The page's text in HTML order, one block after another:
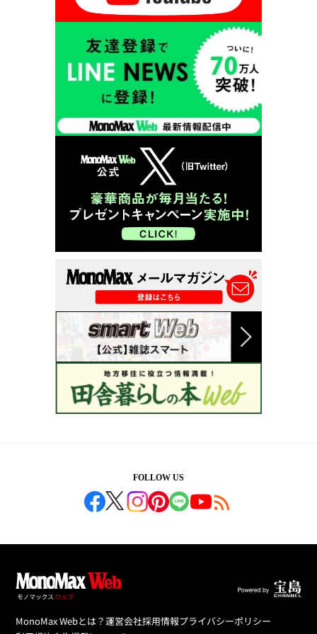
FOLLOW US
MonoMax Webとは？運営会社採用情報プライバシーポリシー